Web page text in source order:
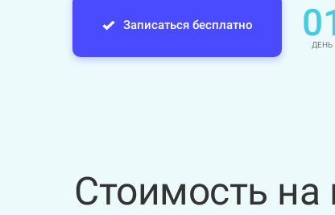
ДЕНЬ
Записаться бесплатно
Стоимость